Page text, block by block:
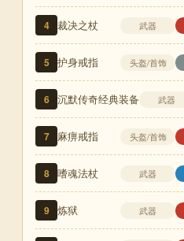
4 裁决之杖 武器
5 护身戒指 头盔/首饰
6 沉默传奇经典装备 武器
7 麻痹戒指 头盔/首饰
8 嗜魂法杖 武器
9 炼狱 武器